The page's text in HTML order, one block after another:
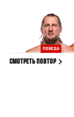
ПОБЕДА
СМОТРЕТЬ ПОВТОР